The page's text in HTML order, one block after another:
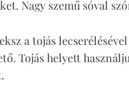
Nagy szemű sóval
a tojás
Tojás helyett